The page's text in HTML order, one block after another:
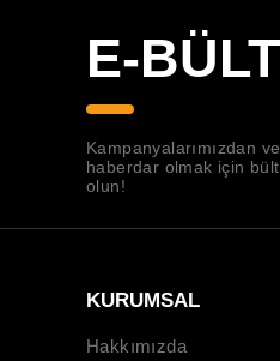
E-
Kampanyalarımızdan
haberdar olmak için
olun!
KURUMSAL
Hakkımızda